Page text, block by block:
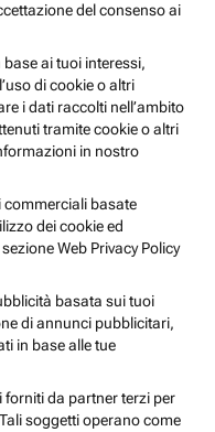
del consenso ai
ai tuoi interessi,
di cookie o altri
i dati raccolti nell’ambito
tramite cookie o altri
in nostro
commerciali basate
dei cookie ed
Web Privacy Policy
basata sui tuoi
di annunci pubblicitari,
in base alle tue
da partner terzi per
soggetti operano come